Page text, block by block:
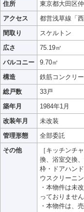
住所
東京都大田区
アクセス
都営浅草線「
間取り
スケルトン
広さ
75.19㎡
バルコニー
9.70㎡
構造
鉄筋コンクリ
総戸数
33戸
築年月
1984年1月
改装年月
未改装
管理形態
全部委託
その他
［キッチンチ
換、浴室交換
枠・ドアハン
ウスクリーニ
・本物件は未
っておりません
・本物件は、